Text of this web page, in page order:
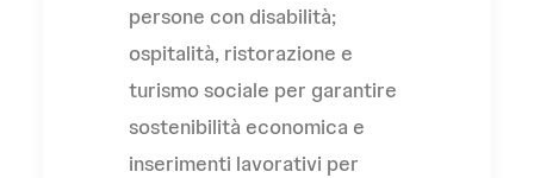
persone con disabilità;
ospitalità, ristorazione e
turismo sociale per garantire
sostenibilità economica e
inserimenti lavorativi per